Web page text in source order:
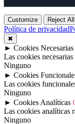
Customize Reject All
Política de privacidad
✖
► Cookies Necesarias
Las cookies
Ninguno
► Cookies
Las cookies
Ninguno
► Cookies Analíticas
Las cookies analíticas
Ninguno